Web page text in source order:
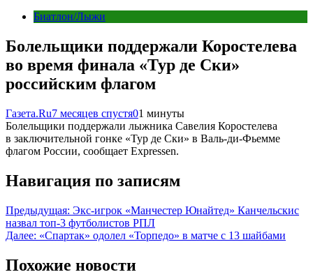
Биатлон/Лыжи
Болельщики поддержали Коростелева
во время финала «Тур де Ски»
российским флагом
Газета.Ru7 месяцев спустя01 минуты
Болельщики поддержали лыжника Савелия Коростелева
в заключительной гонке «Тур де Ски» в Валь-ди-Фьемме
флагом России, сообщает Expressen.
Навигация по записям
Предыдущая: Экс-игрок «Манчестер Юнайтед» Канчельскис
назвал топ-3 футболистов РПЛ
Далее: «Спартак» одолел «Торпедо» в матче с 13 шайбами
Похожие новости